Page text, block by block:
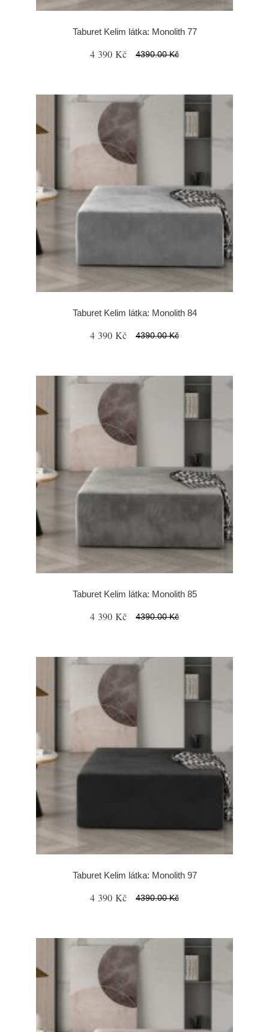
Taburet Kelim látka: Monolith 77
4 390 Kč 4390.00 Kč
Taburet Kelim látka: Monolith 84
4 390 Kč 4390.00 Kč
Taburet Kelim látka: Monolith 85
4 390 Kč 4390.00 Kč
Taburet Kelim látka: Monolith 97
4 390 Kč 4390.00 Kč